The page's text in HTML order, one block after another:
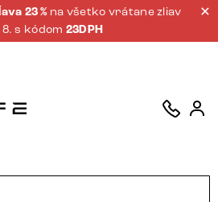
23 % na všetko vrátane zliav
8. s kódom 23DPH